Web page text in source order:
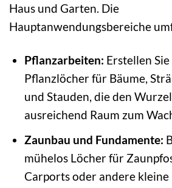
Haus und Garten. Die
Hauptanwendungsbereiche
Pflanzarbeiten: Erstellen
Pflanzlöcher für Bäume,
und Stauden, die den
ausreichend Raum zum
Zaunbau und Fundamente:
mühelos Löcher für
Carports oder andere kleine